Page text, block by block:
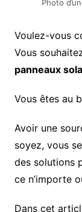
Photo
Voulez-vous
Vous
panneaux
Vous êtes au
Avoir une
soyez, vous
des solutions
ce n’importe
Dans cet